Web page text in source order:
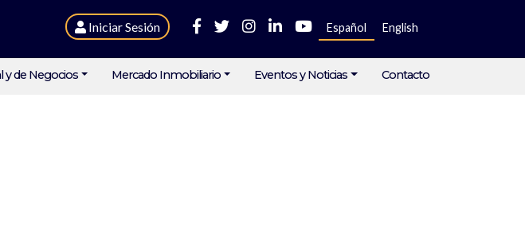
Iniciar Sesión Español English
y de Negocios Mercado Inmobiliario Eventos y Noticias Contacto